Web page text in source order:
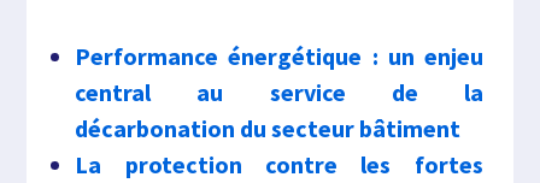
Performance énergétique : un enjeu
central au service de la
décarbonation du secteur bâtiment
La protection contre les fortes